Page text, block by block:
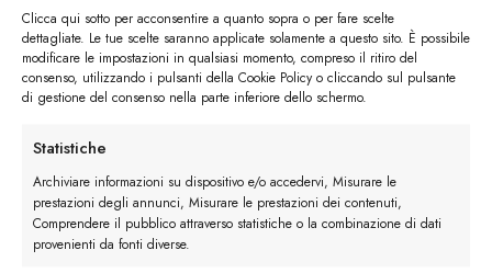
Clicca qui sotto per acconsentire a quanto sopra o per fare scelte
dettagliate. Le tue scelte saranno applicate solamente a questo sito. È possibile
modificare le impostazioni in qualsiasi momento, compreso il ritiro del
consenso, utilizzando i pulsanti della Cookie Policy o cliccando sul pulsante
di gestione del consenso nella parte inferiore dello schermo.
Statistiche
Archiviare informazioni su dispositivo e/o accedervi, Misurare le
prestazioni degli annunci, Misurare le prestazioni dei contenuti,
Comprendere il pubblico attraverso statistiche o la combinazione di dati
provenienti da fonti diverse.
Precedente
Successivo→
Lascia un commento